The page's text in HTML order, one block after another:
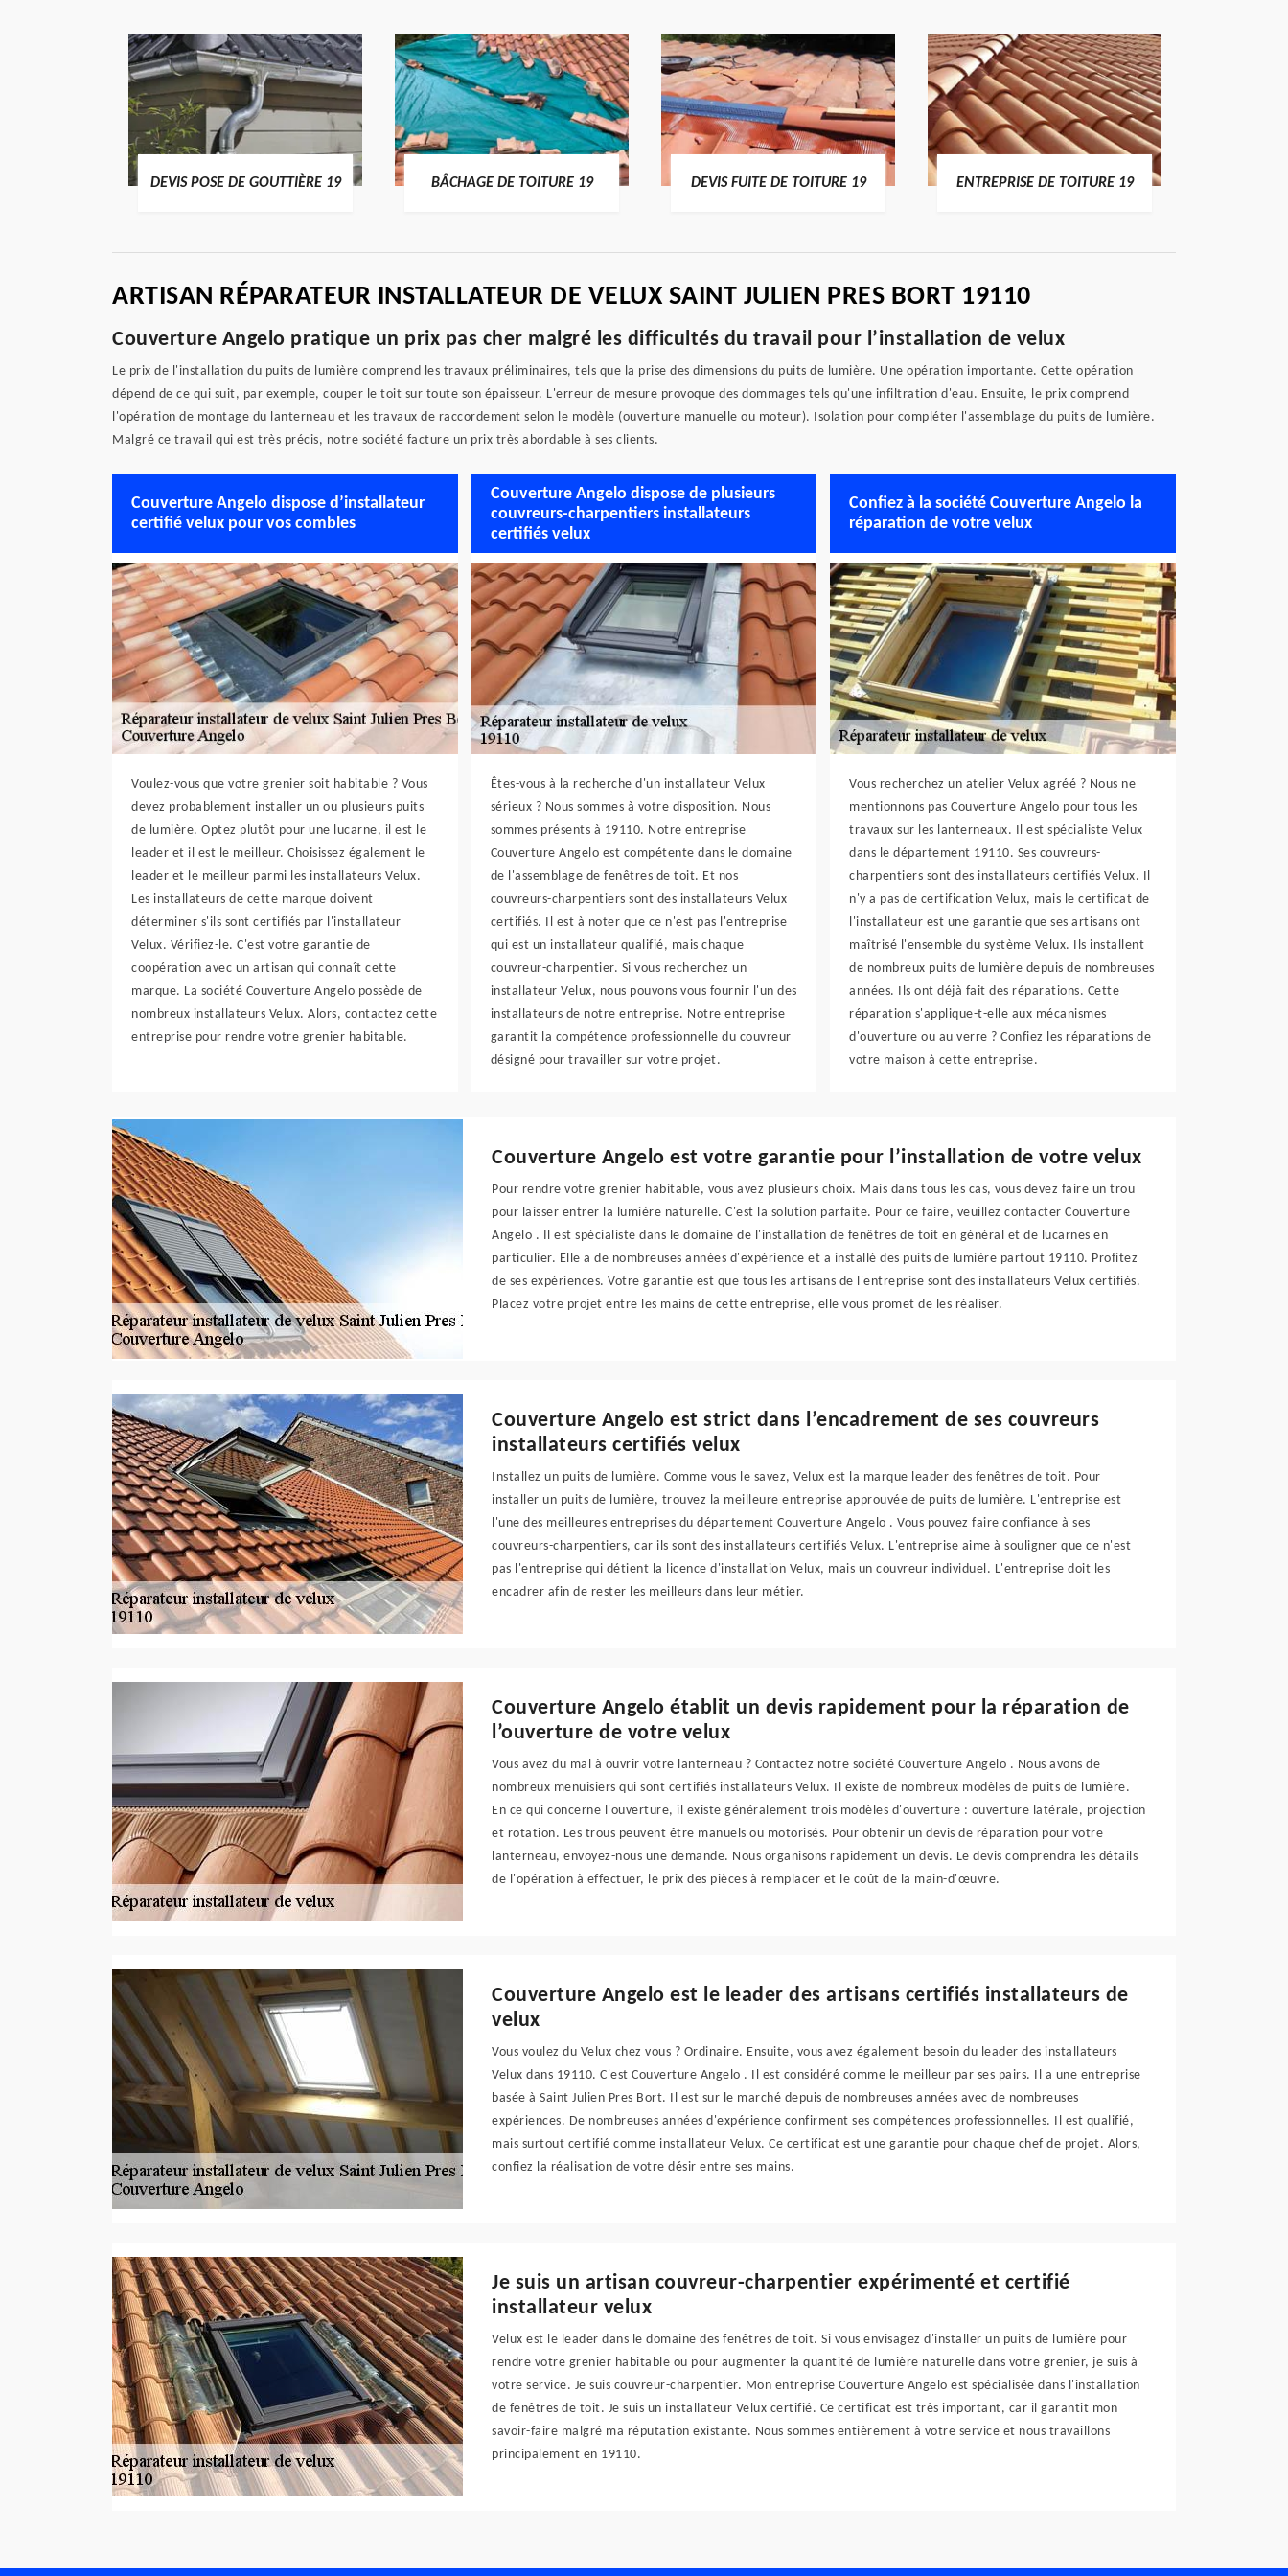
DEVIS POSE DE GOUTTIÈRE 19 BÂCHAGE DE TOITURE 19 DEVIS FUITE DE TOITURE 19 ENTREPRISE DE TOITURE 19
ARTISAN RÉPARATEUR INSTALLATEUR DE VELUX SAINT JULIEN PRES BORT 19110
Couverture Angelo pratique un prix pas cher malgré les difficultés du travail pour l’installation de velux
Le prix de l'installation du puits de lumière comprend les travaux préliminaires, tels que la prise des dimensions du puits de lumière. Une opération importante. Cette opération
dépend de ce qui suit, par exemple, couper le toit sur toute son épaisseur. L'erreur de mesure provoque des dommages tels qu'une infiltration d'eau. Ensuite, le prix comprend
l'opération de montage du lanterneau et les travaux de raccordement selon le modèle (ouverture manuelle ou moteur). Isolation pour compléter l'assemblage du puits de lumière.
Malgré ce travail qui est très précis, notre société facture un prix très abordable à ses clients.
Couverture Angelo dispose d’installateur
certifié velux pour vos combles
Voulez-vous que votre grenier soit habitable ? Vous
devez probablement installer un ou plusieurs puits
de lumière. Optez plutôt pour une lucarne, il est le
leader et il est le meilleur. Choisissez également le
leader et le meilleur parmi les installateurs Velux.
Les installateurs de cette marque doivent
déterminer s'ils sont certifiés par l'installateur
Velux. Vérifiez-le. C'est votre garantie de
coopération avec un artisan qui connaît cette
marque. La société Couverture Angelo possède de
nombreux installateurs Velux. Alors, contactez cette
entreprise pour rendre votre grenier habitable.
Couverture Angelo dispose de plusieurs
couvreurs-charpentiers installateurs
certifiés velux
Êtes-vous à la recherche d'un installateur Velux
sérieux ? Nous sommes à votre disposition. Nous
sommes présents à 19110. Notre entreprise
Couverture Angelo est compétente dans le domaine
de l'assemblage de fenêtres de toit. Et nos
couvreurs-charpentiers sont des installateurs Velux
certifiés. Il est à noter que ce n'est pas l'entreprise
qui est un installateur qualifié, mais chaque
couvreur-charpentier. Si vous recherchez un
installateur Velux, nous pouvons vous fournir l'un des
installateurs de notre entreprise. Notre entreprise
garantit la compétence professionnelle du couvreur
désigné pour travailler sur votre projet.
Confiez à la société Couverture Angelo la
réparation de votre velux
Vous recherchez un atelier Velux agréé ? Nous ne
mentionnons pas Couverture Angelo pour tous les
travaux sur les lanterneaux. Il est spécialiste Velux
dans le département 19110. Ses couvreurs-
charpentiers sont des installateurs certifiés Velux. Il
n'y a pas de certification Velux, mais le certificat de
l'installateur est une garantie que ses artisans ont
maîtrisé l'ensemble du système Velux. Ils installent
de nombreux puits de lumière depuis de nombreuses
années. Ils ont déjà fait des réparations. Cette
réparation s'applique-t-elle aux mécanismes
d'ouverture ou au verre ? Confiez les réparations de
votre maison à cette entreprise.
Couverture Angelo est votre garantie pour l’installation de votre velux
Pour rendre votre grenier habitable, vous avez plusieurs choix. Mais dans tous les cas, vous devez faire un trou
pour laisser entrer la lumière naturelle. C'est la solution parfaite. Pour ce faire, veuillez contacter Couverture
Angelo . Il est spécialiste dans le domaine de l'installation de fenêtres de toit en général et de lucarnes en
particulier. Elle a de nombreuses années d'expérience et a installé des puits de lumière partout 19110. Profitez
de ses expériences. Votre garantie est que tous les artisans de l'entreprise sont des installateurs Velux certifiés.
Placez votre projet entre les mains de cette entreprise, elle vous promet de les réaliser.
Couverture Angelo est strict dans l’encadrement de ses couvreurs
installateurs certifiés velux
Installez un puits de lumière. Comme vous le savez, Velux est la marque leader des fenêtres de toit. Pour
installer un puits de lumière, trouvez la meilleure entreprise approuvée de puits de lumière. L'entreprise est
l'une des meilleures entreprises du département Couverture Angelo . Vous pouvez faire confiance à ses
couvreurs-charpentiers, car ils sont des installateurs certifiés Velux. L'entreprise aime à souligner que ce n'est
pas l'entreprise qui détient la licence d'installation Velux, mais un couvreur individuel. L'entreprise doit les
encadrer afin de rester les meilleurs dans leur métier.
Couverture Angelo établit un devis rapidement pour la réparation de
l’ouverture de votre velux
Vous avez du mal à ouvrir votre lanterneau ? Contactez notre société Couverture Angelo . Nous avons de
nombreux menuisiers qui sont certifiés installateurs Velux. Il existe de nombreux modèles de puits de lumière.
En ce qui concerne l'ouverture, il existe généralement trois modèles d'ouverture : ouverture latérale, projection
et rotation. Les trous peuvent être manuels ou motorisés. Pour obtenir un devis de réparation pour votre
lanterneau, envoyez-nous une demande. Nous organisons rapidement un devis. Le devis comprendra les détails
de l'opération à effectuer, le prix des pièces à remplacer et le coût de la main-d'œuvre.
Couverture Angelo est le leader des artisans certifiés installateurs de
velux
Vous voulez du Velux chez vous ? Ordinaire. Ensuite, vous avez également besoin du leader des installateurs
Velux dans 19110. C'est Couverture Angelo . Il est considéré comme le meilleur par ses pairs. Il a une entreprise
basée à Saint Julien Pres Bort. Il est sur le marché depuis de nombreuses années avec de nombreuses
expériences. De nombreuses années d'expérience confirment ses compétences professionnelles. Il est qualifié,
mais surtout certifié comme installateur Velux. Ce certificat est une garantie pour chaque chef de projet. Alors,
confiez la réalisation de votre désir entre ses mains.
Je suis un artisan couvreur-charpentier expérimenté et certifié
installateur velux
Velux est le leader dans le domaine des fenêtres de toit. Si vous envisagez d'installer un puits de lumière pour
rendre votre grenier habitable ou pour augmenter la quantité de lumière naturelle dans votre grenier, je suis à
votre service. Je suis couvreur-charpentier. Mon entreprise Couverture Angelo est spécialisée dans l'installation
de fenêtres de toit. Je suis un installateur Velux certifié. Ce certificat est très important, car il garantit mon
savoir-faire malgré ma réputation existante. Nous sommes entièrement à votre service et nous travaillons
principalement en 19110.